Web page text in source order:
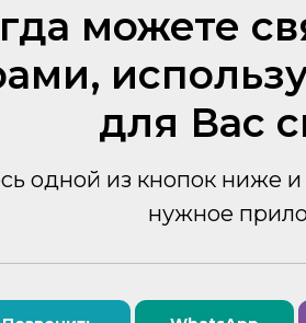
можете
для Вас
одной из кнопок ниже
нужное